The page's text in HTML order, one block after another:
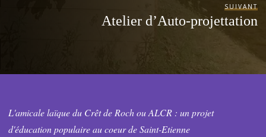
SUIVANT
Atelier d’Auto-projettation
L'amicale laïque du Crêt de Roch ou ALCR : un projet
d'éducation populaire au coeur de Saint-Etienne